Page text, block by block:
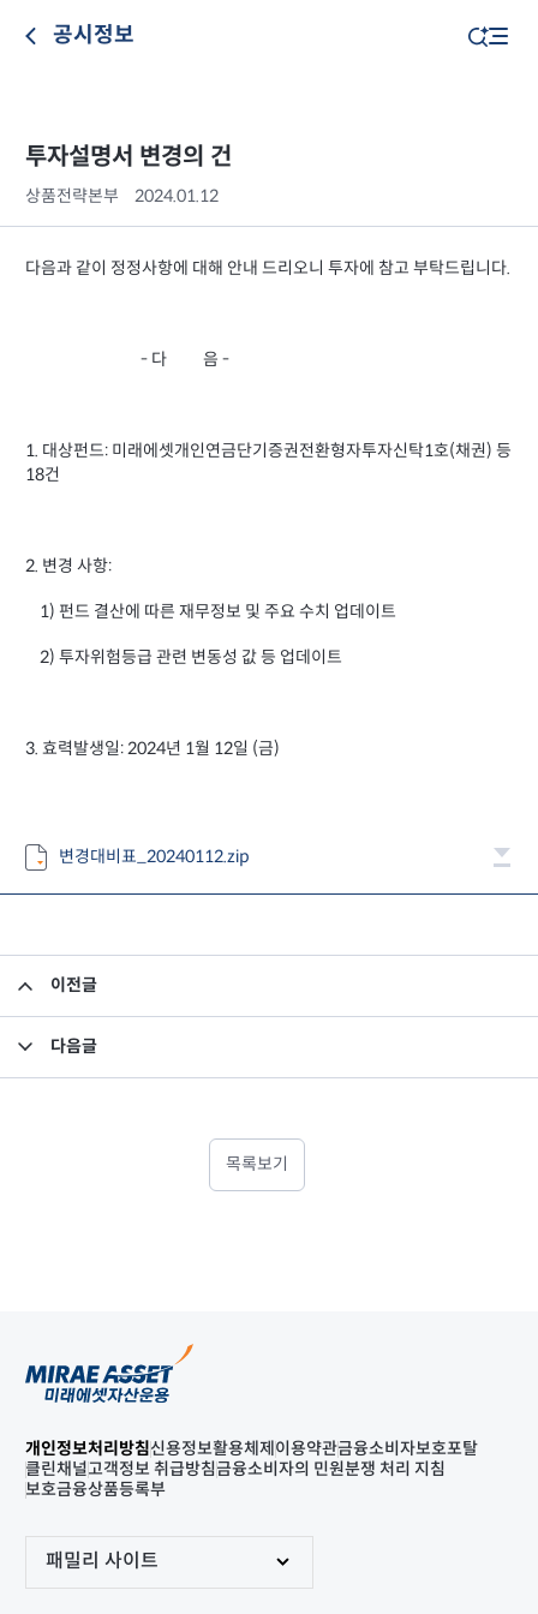
공시정보
투자설명서 변경의 건
상품전략본부 2024.01.12
다음과 같이 정정사항에 대해 안내 드리오니 투자에 참고 부탁드립니다.
- 다 음 -
1. 대상펀드: 미래에셋개인연금단기증권전환형자투자신탁1호(채권) 등
18건
2. 변경 사항:
1) 펀드 결산에 따른 재무정보 및 주요 수치 업데이트
2) 투자위험등급 관련 변동성 값 등 업데이트
3. 효력발생일: 2024년 1월 12일 (금)
변경대비표_20240112.zip
이전글
다음글
목록보기
개인정보처리방침신용정보활용체제 이용약관금융소비자보호포탈
클린채널고객정보 취급방침금융소비자의 민원분쟁 처리 지침
보호금융상품등록부
패밀리 사이트